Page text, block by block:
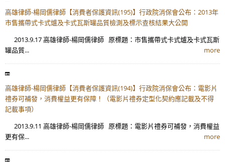
高雄律師-楊岡儒律師【消費者保護資訊(195)】行政院消保會公布：2013年
市售攜帶式卡式爐及卡式瓦斯罐品質檢測及標示查核結果大公開
2013.9.17 高雄律師-楊岡儒律師 原標題：市售攜帶式卡式爐及卡式瓦斯
罐品質...
more
高雄律師-楊岡儒律師【消費者保護資訊(194)】行政院消保會公布：電影片
禮券可補發，消費權益更有保障！（電影片禮券定型化契約應記載及不得
記載事項）
2013.9.11 高雄律師-楊岡儒律師 原標題：電影片禮券可補發，消費權益
更有保...
more